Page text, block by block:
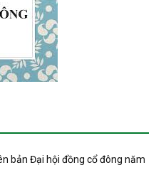
bản Đại hội đồng cổ đông năm